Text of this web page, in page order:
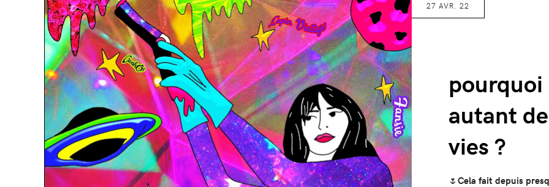
27 AVR. 22
pourquoi
autant
vies ?
🌷Cela fait depuis